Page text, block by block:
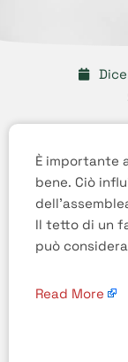
È importante
bene. Ciò
Il tetto di un
può
Read More